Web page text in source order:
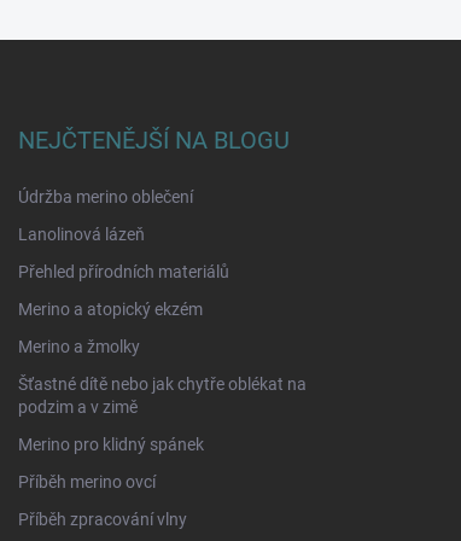
NEJČTENĚJŠÍ NA BLOGU
Údržba merino oblečení
Lanolinová lázeň
Přehled přírodních materiálů
Merino a atopický ekzém
Merino a žmolky
Šťastné dítě nebo jak chytře oblékat na
podzim a v zimě
Merino pro klidný spánek
Příběh merino ovcí
Příběh zpracování vlny